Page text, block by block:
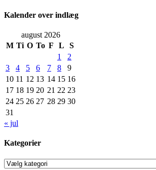
Kalender over indlæg
august 2026
M Ti O To F L
S
1
2
3
4 5 6 7 8
9
10 11 12 13 14 15 16
17 18 19 20 21 22 23
24 25 26 27 28 29 30
31
« jul
Kategorier
Kategorier